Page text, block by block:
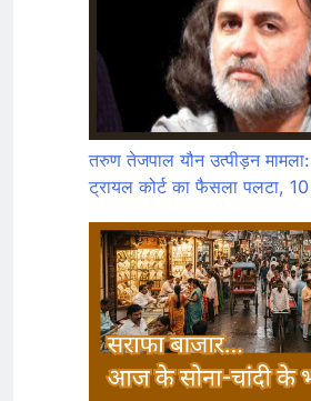
तरुण तेजपाल यौन उत्पीड़न मामला:
ट्रायल कोर्ट का फैसला पलटा,